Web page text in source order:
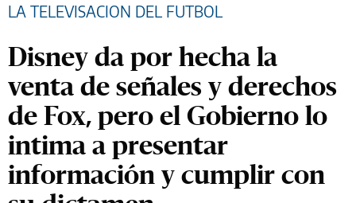
LA TELEVISACION DEL FUTBOL
Disney da por hecha la
venta de señales y derechos
de Fox, pero el Gobierno lo
intima a presentar
información y cumplir con